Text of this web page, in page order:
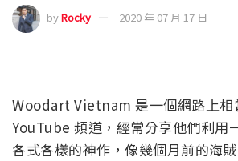
byRocky 2020 年 07 月 17 日
Woodart Vietnam 是一個網路上相
YouTube 頻道，經常分享他們利用
各式各樣的神作，像幾個月前的海